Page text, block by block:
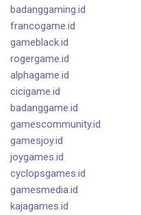
badanggaming.id
francogame.id
gameblack.id
rogergame.id
alphagame.id
cicigame.id
badanggame.id
gamescommunity.id
gamesjoy.id
joygames.id
cyclopsgames.id
gamesmedia.id
kajagames.id